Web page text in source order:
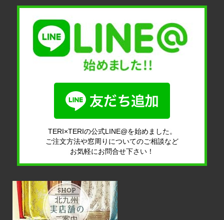
TERI×TERIの公式LINE@を始めました。
ご注文方法や窓周りについてのご相談など
お気軽にお問合せ下さい！